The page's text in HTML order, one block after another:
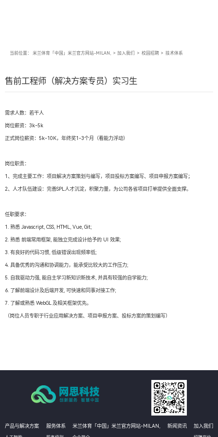
当前位置： 米兰体育「中国」米兰官方网站-MILAN, > 加入我们 > 校园招聘 > 技术体系
售前工程师（解决方案专员）实习生
需求人数：若干人
岗位薪资：3k-5k
正式岗位薪资：5k-10K，年终奖1-3个月（看能力浮动）
岗位职责：
1、完成主要工作：项目解决方案策划与编写，项目投标方案编写、项目申报方案编写；
2、人才队伍建设：完善SPL人才沉淀，积聚力量，为公司各省项目打单提供全面支撑。
任职要求：
1. 熟悉 Javascript, CSS, HTML, Vue, Git;
2. 熟悉 前端常用框架, 能独立完成设计给予的 UI 效果;
3. 有良好的代码习惯, 低级错误出现频率低;
4. 具备优秀的沟通和协调能力，能承受比较大的工作压力;
5. 自我驱动力强, 能自主学习新知识新技术, 并具有较强的自学能力;
6. 了解前端设计及后端开发, 可快速和同事对接工作;
7. 了解或熟悉 WebGL 及相关框架优先。
（岗位人员专职于行业应用解决方案、项目申报方案、投标方案的策划编写）
产品与解决方案 服务体系 米兰体育「中国」米兰官方网站-MILAN, 新闻资讯 加入我们